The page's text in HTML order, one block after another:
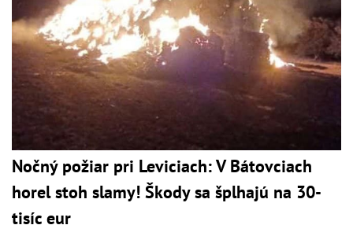
Nočný požiar pri Leviciach: V Bátovciach
horel stoh slamy! Škody sa šplhajú na 30-
tisíc eur